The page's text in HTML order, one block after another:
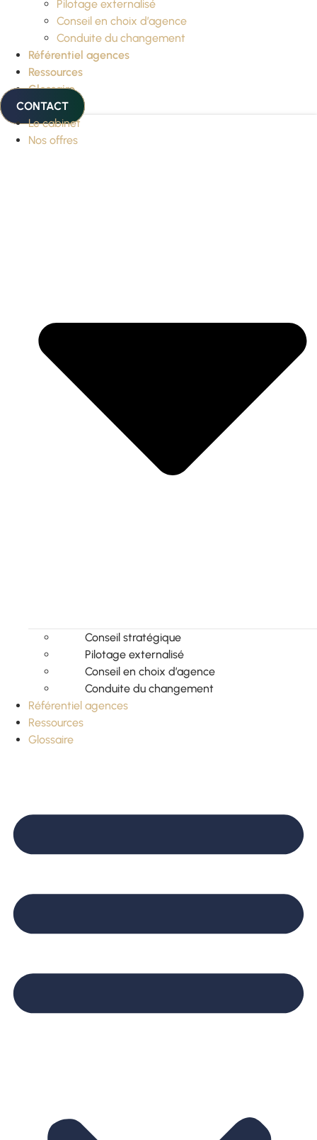
Pilotage externalisé
Conseil en choix d’agence
Conduite du changement
Référentiel agences
Ressources
Glossaire
CONTACT
Le cabinet
Nos offres
Conseil stratégique
Pilotage externalisé
Conseil en choix d’agence
Conduite du changement
Référentiel agences
Ressources
Glossaire